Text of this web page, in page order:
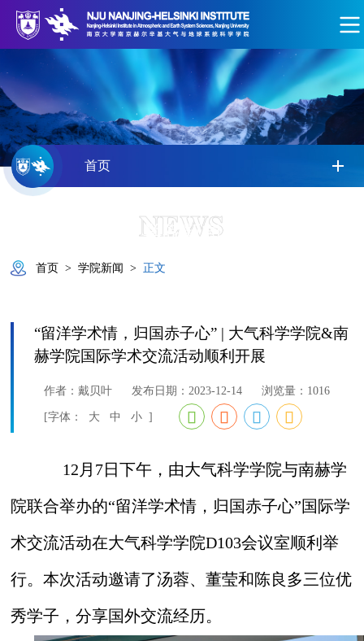
首页
学院新闻
NEWS
首页 > 学院新闻 > 正文
“留洋学术情，归国赤子心” | 大气科学学院&南
赫学院国际学术交流活动顺利开展
作者：戴贝叶 发布日期：2023-12-14 浏览量： 1016
[字体：
大 中 小 ]
12月7日下午，由大气科学学院与南赫学
院联合举办的“留洋学术情，归国赤子心”国际学
术交流活动在大气科学学院D103会议室顺利举
行。本次活动邀请了汤蓉、董莹和陈良多三位优
秀学子，分享国外交流经历。